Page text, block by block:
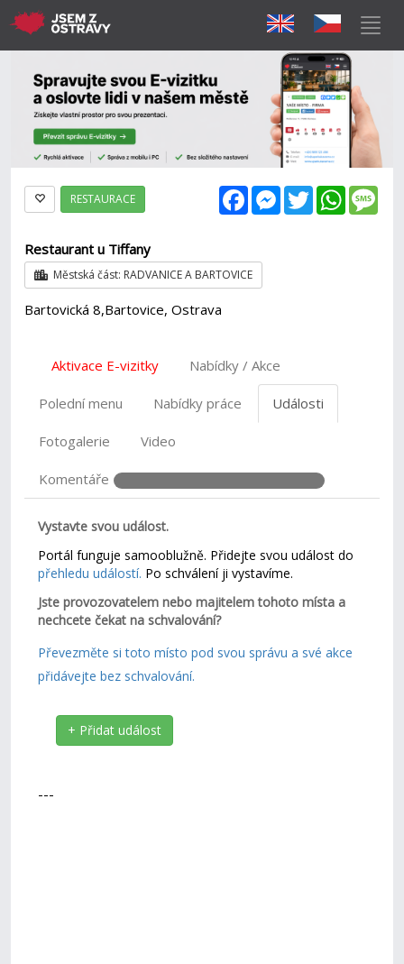
FacebookMessenger
Twitter
RESTAURACE
Restaurant u Tiffany
Městská část: RADVANICE A BARTOVICE
Bartovická 8,Bartovice, Ostrava
Aktivace E-vizitky Nabídky / Akce
Polední menu Nabídky práce Události
Fotogalerie Video
Komentáře
Vystavte svou událost.
Portál funguje samooblužně. Přidejte svou událost do
přehledu událostí. Po schválení ji vystavíme.
Jste provozovatelem nebo majitelem tohoto místa a
nechcete čekat na schvalování?
Převezměte si toto místo pod svou správu a své akce
přidávejte bez schvalování.
+ Přidat událost
---